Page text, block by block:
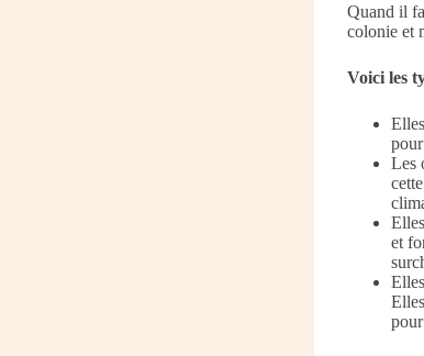
Quand il
colonie et
Voici les
Les
et
Elles